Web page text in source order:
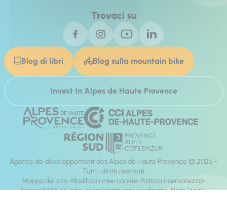
Trovaci su
Blog di libri Blog sulla mountain bike
Invest In Alpes de Haute Provence
Agence de développement des Alpes de Haute Provence © 2025 -
Tutti i diritti riservati
Mappa del sito Modifica i miei cookie Politica riservatezza
Accessibilità del sito: completamente conforme Note legali